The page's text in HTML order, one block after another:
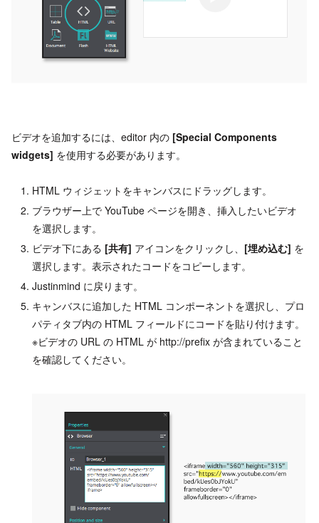
ビデオを追加するには、editor 内の [Special Components
widgets] を使用する必要があります。
HTML ウィジェットをキャンバスにドラッグします。
ブラウザー上で YouTube ページを開き、挿入したいビデオ
を選択します。
ビデオ下にある [共有] アイコンをクリックし、 [埋め込む] を
選択します。表示されたコードをコピーします。
Justinmind に戻ります。
キャンバスに追加した HTML コンポーネントを選択し、プロ
パティタブ内の HTML フィールドにコードを貼り付けます。
※ビデオの URL の HTML が http://prefix が含まれていること
を確認してください。